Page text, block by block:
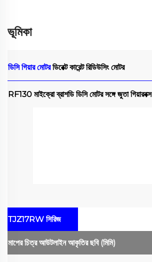
ভূমিকা
ডিসি গিয়ার মোটরডিরেক্ট কারেন্ট রিডিউসিং মোটর
RF130 মাইক্রো ব্রাশডি ডিসি মোটর সঙ্গে জুতা গিয়ারবক্স
TJZ17RW সিরিজ
মাপের চিত্রআউটলাইন আকৃতির ছবি (মিমি)